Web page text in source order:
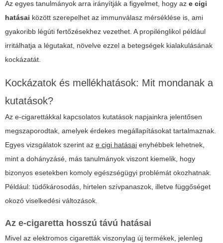
Az egyes tanulmányok arra irányítják a figyelmet, hogy az e cigi
hatásai között szerepelhet az immunválasz mérséklése is, ami
gyakoribb légúti fertőzésekhez vezethet. A propilénglikol például
irritálhatja a légutakat, növelve ezzel a betegségek kialakulásának
kockázatát.
Kockázatok és mellékhatások: Mit mondanak a
kutatások?
Az e-cigarettákkal kapcsolatos kutatások napjainkra jelentősen
megszaporodtak, amelyek érdekes megállapításokat tartalmaznak.
Egyes vizsgálatok szerint az e cigi hatásai enyhébbek lehetnek,
mint a dohányzásé, más tanulmányok viszont kiemelik, hogy
bizonyos esetekben komoly egészségügyi problémát okozhatnak.
Például: tüdőkárosodás, hirtelen szívpanaszok, illetve függőséget
okozó viselkedési változások.
Az e-cigaretta hosszú távú hatásai
Mivel az elektromos cigaretták viszonylag új termékek, jelenleg